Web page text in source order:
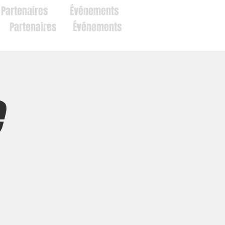
Partenaires Événements
Partenaires Événements